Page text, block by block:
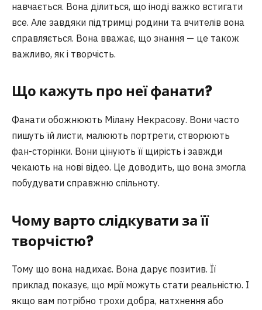
навчається. Вона ділиться, що іноді важко встигати
все. Але завдяки підтримці родини та вчителів вона
справляється. Вона вважає, що знання — це також
важливо, як і творчість.
Що кажуть про неї фанати?
Фанати обожнюють Мілану Некрасову. Вони часто
пишуть їй листи, малюють портрети, створюють
фан-сторінки. Вони цінують її щирість і завжди
чекають на нові відео. Це доводить, що вона змогла
побудувати справжню спільноту.
Чому варто слідкувати за її
творчістю?
Тому що вона надихає. Вона дарує позитив. Її
приклад показує, що мрії можуть стати реальністю. І
якщо вам потрібно трохи добра, натхнення або